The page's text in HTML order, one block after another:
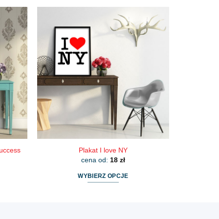
wiele
wariantów.
można
wybrać
na
stronie
produktu
Plakat I love NY
cena od: 18 zł
WYBIERZ OPCJE